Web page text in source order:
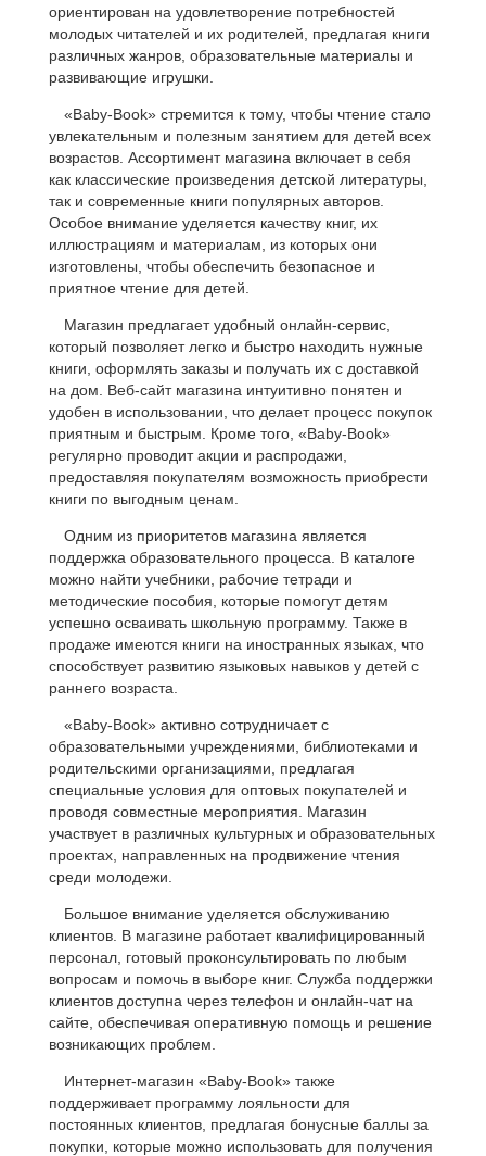
ориентирован на удовлетворение потребностей
молодых читателей и их родителей, предлагая книги
различных жанров, образовательные материалы и
развивающие игрушки.
«Baby-Book» стремится к тому, чтобы чтение стало
увлекательным и полезным занятием для детей всех
возрастов. Ассортимент магазина включает в себя
как классические произведения детской литературы,
так и современные книги популярных авторов.
Особое внимание уделяется качеству книг, их
иллюстрациям и материалам, из которых они
изготовлены, чтобы обеспечить безопасное и
приятное чтение для детей.
Магазин предлагает удобный онлайн-сервис,
который позволяет легко и быстро находить нужные
книги, оформлять заказы и получать их с доставкой
на дом. Веб-сайт магазина интуитивно понятен и
удобен в использовании, что делает процесс покупок
приятным и быстрым. Кроме того, «Baby-Book»
регулярно проводит акции и распродажи,
предоставляя покупателям возможность приобрести
книги по выгодным ценам.
Одним из приоритетов магазина является
поддержка образовательного процесса. В каталоге
можно найти учебники, рабочие тетради и
методические пособия, которые помогут детям
успешно осваивать школьную программу. Также в
продаже имеются книги на иностранных языках, что
способствует развитию языковых навыков у детей с
раннего возраста.
«Baby-Book» активно сотрудничает с
образовательными учреждениями, библиотеками и
родительскими организациями, предлагая
специальные условия для оптовых покупателей и
проводя совместные мероприятия. Магазин
участвует в различных культурных и образовательных
проектах, направленных на продвижение чтения
среди молодежи.
Большое внимание уделяется обслуживанию
клиентов. В магазине работает квалифицированный
персонал, готовый проконсультировать по любым
вопросам и помочь в выборе книг. Служба поддержки
клиентов доступна через телефон и онлайн-чат на
сайте, обеспечивая оперативную помощь и решение
возникающих проблем.
Интернет-магазин «Baby-Book» также
поддерживает программу лояльности для
постоянных клиентов, предлагая бонусные баллы за
покупки, которые можно использовать для получения